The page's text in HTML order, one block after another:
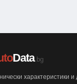
Data.bg
характеристики